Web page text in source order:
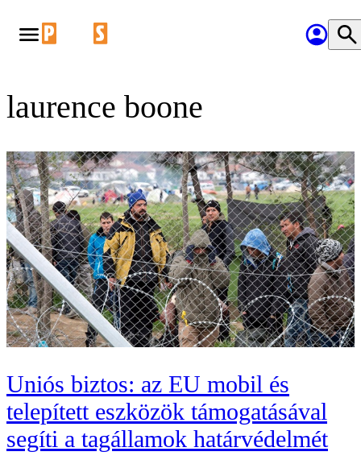
laurence boone
Uniós biztos: az EU mobil és
telepített eszközök támogatásával
segíti a tagállamok határvédelmét